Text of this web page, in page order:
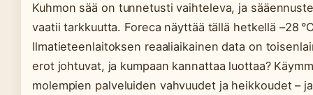
Kuhmon sää on tunnetusti vaihteleva, ja
vaatii tarkkuutta. Foreca näyttää tällä hetkellä –28
Ilmatieteenlaitoksen reaaliaikainen data on
erot johtuvat, ja kumpaan kannattaa luottaa?
molempien palveluiden vahvuudet ja heikkoudet –